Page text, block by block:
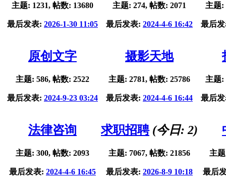
主题: 1231, 帖数: 13680
最后发表: 2026-1-30 11:05
主题: 274, 帖数: 2071
最后发表: 2024-4-6 16:42
主题:
最后
原创文字
主题: 586, 帖数: 2522
最后发表: 2024-9-23 03:24
摄影天地
主题: 2781, 帖数: 25786
最后发表: 2024-4-6 16:44
主题:
最后
法律咨询
主题: 300, 帖数: 2093
最后发表: 2024-4-6 16:45
求职招聘(今日: 2)
主题: 7067, 帖数: 21856
最后发表: 2026-8-9 10:18
主
最后